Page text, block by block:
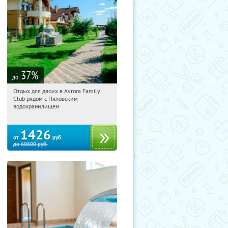
до 37%
10:58:01 Купили:
Московская обл., Мытищинский р-н,
Отдых для двоих в Avrora Family
Club рядом с Пяловским
водохранилищем
от 1426 руб.
до60600руб.